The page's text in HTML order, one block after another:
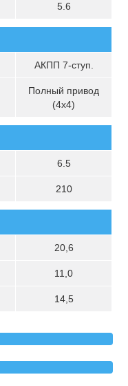
5.6
АКПП 7-ступ.
Полный привод
(4х4)
6.5
210
20,6
11,0
14,5